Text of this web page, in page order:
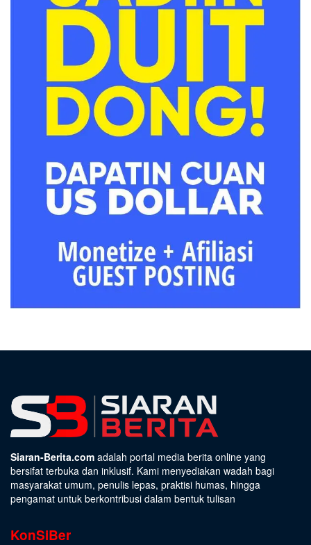
Siaran-Berita.com adalah portal media berita online yang
bersifat terbuka dan inklusif. Kami menyediakan wadah bagi
masyarakat umum, penulis lepas, praktisi humas, hingga
pengamat untuk berkontribusi dalam bentuk tulisan
KonSiBer